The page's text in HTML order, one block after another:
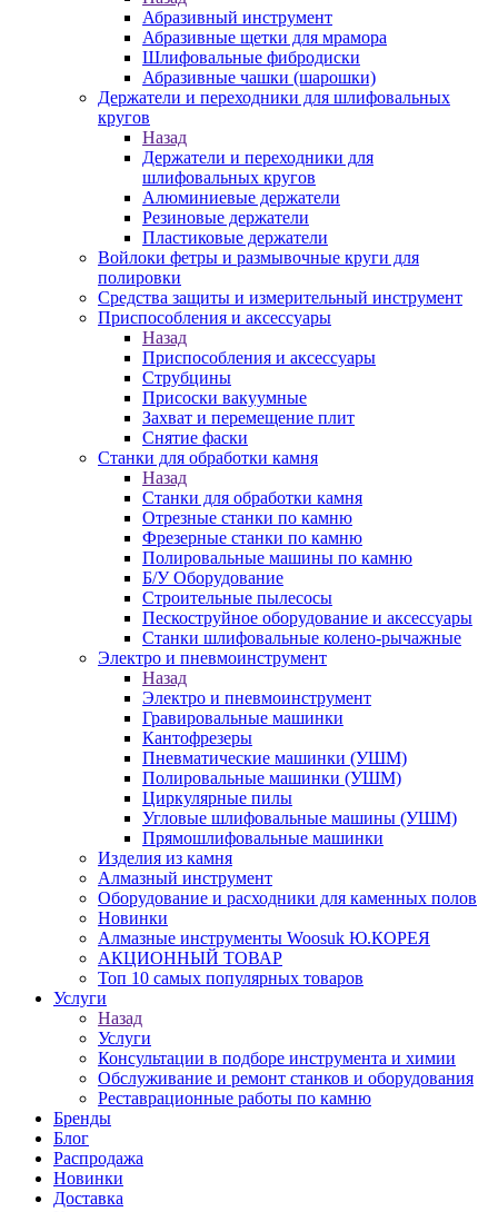
Абразивный инструмент
Абразивные щетки для мрамора
Шлифовальные фибродиски
Абразивные чашки (шарошки)
Держатели и переходники для шлифовальных
кругов
Назад
Держатели и переходники для
шлифовальных кругов
Алюминиевые держатели
Резиновые держатели
Пластиковые держатели
Войлоки фетры и размывочные круги для
полировки
Средства защиты и измерительный инструмент
Приспособления и аксессуары
Назад
Приспособления и аксессуары
Струбцины
Присоски вакуумные
Захват и перемещение плит
Снятие фаски
Станки для обработки камня
Назад
Станки для обработки камня
Отрезные станки по камню
Фрезерные станки по камню
Полировальные машины по камню
Б/У Оборудование
Строительные пылесосы
Пескоструйное оборудование и аксессуары
Станки шлифовальные колено-рычажные
Электро и пневмоинструмент
Назад
Электро и пневмоинструмент
Гравировальные машинки
Кантофрезеры
Пневматические машинки (УШМ)
Полировальные машинки (УШМ)
Циркулярные пилы
Угловые шлифовальные машины (УШМ)
Прямошлифовальные машинки
Изделия из камня
Алмазный инструмент
Оборудование и расходники для каменных полов
Новинки
Алмазные инструменты Woosuk Ю.КОРЕЯ
АКЦИОННЫЙ ТОВАР
Топ 10 самых популярных товаров
Услуги
Назад
Услуги
Консультации в подборе инструмента и химии
Обслуживание и ремонт станков и оборудования
Реставрационные работы по камню
Бренды
Блог
Распродажа
Новинки
Доставка